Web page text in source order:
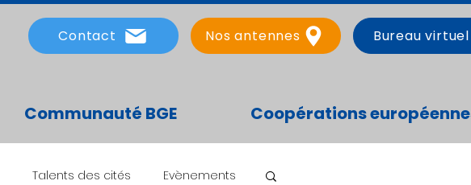
Contact Nos antennes Bureau virtuel
Communauté BGE Coopérations
Talents des cités Evènements